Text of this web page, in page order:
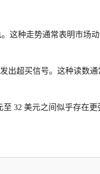
这种走势通常表明市场
出超买信号。这种读数
32 美元之间似乎存在